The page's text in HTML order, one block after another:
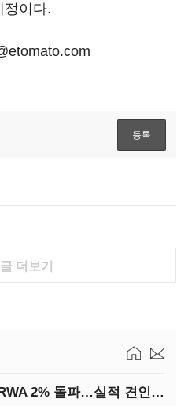
정이다.
더보기
[IB토마토]JB금융 RORWA 2% 돌파…실적 견인은 은행 아닌 캐피탈